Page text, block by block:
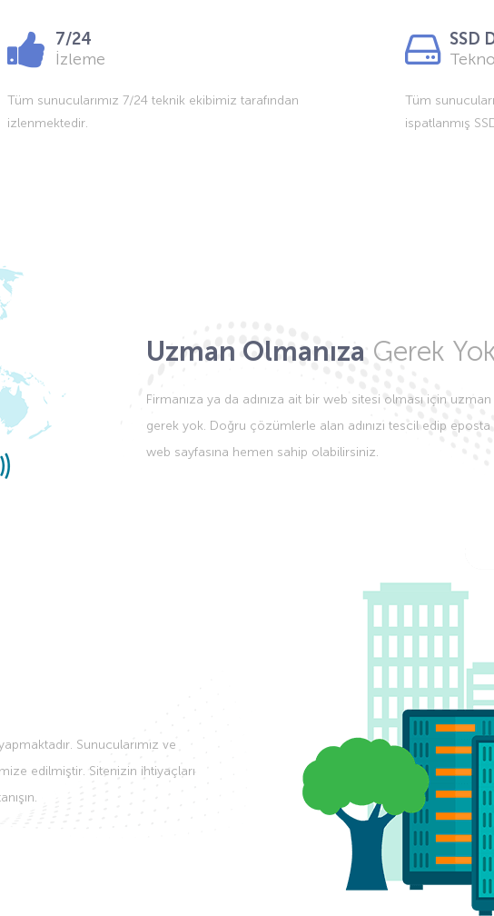
7/24
İzleme
Tüm sunucularımız 7/24 teknik ekibimiz tarafından
izlenmektedir.
SSD
Tüm
ispatlanmış
Uzman Olmanıza Gerek
Firmanıza ya da adınıza ait bir web sitesi olması için
gerek yok. Doğru çözümlerle alan adınızı tescil edip eposta
web sayfasına hemen sahip olabilirsiniz.
Sunucularımız ve
edilmiştir. Sitenizin ihtiyaçları